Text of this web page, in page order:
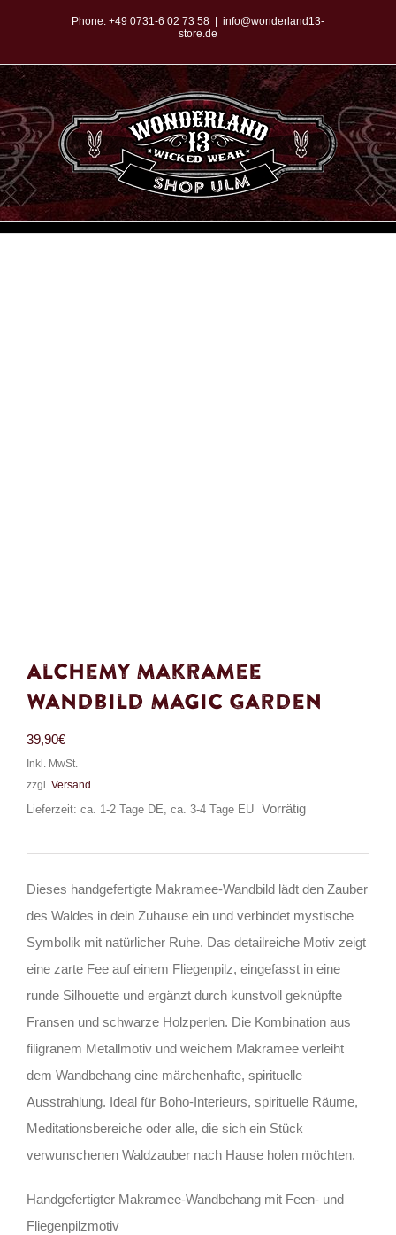
springen
Phone: +49 0731-6 02 73 58
info@wonderland13-
store.de
Alchemy Makramee
Wandbild Magic Garden
39,90€
Inkl. MwSt.
zzgl. Versand
Lieferzeit: ca. 1-2 Tage DE, ca. 3-4 Tage EU
Vorrätig
Dieses handgefertigte Makramee-Wandbild lädt den Zauber
des Waldes in dein Zuhause ein und verbindet mystische
Symbolik mit natürlicher Ruhe. Das detailreiche Motiv zeigt
eine zarte Fee auf einem Fliegenpilz, eingefasst in eine
runde Silhouette und ergänzt durch kunstvoll geknüpfte
Fransen und schwarze Holzperlen. Die Kombination aus
filigranem Metallmotiv und weichem Makramee verleiht
dem Wandbehang eine märchenhafte, spirituelle
Ausstrahlung. Ideal für Boho-Interieurs, spirituelle Räume,
Meditationsbereiche oder alle, die sich ein Stück
verwunschenen Waldzauber nach Hause holen möchten.
Handgefertigter Makramee-Wandbehang mit Feen- und
Fliegenpilzmotiv